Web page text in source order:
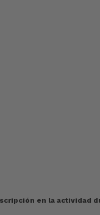
en la actividad